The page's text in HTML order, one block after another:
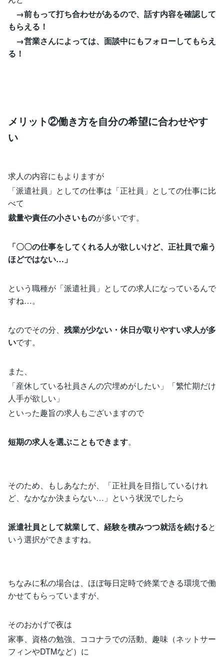
→前もって打ち合わせがあるので、話す内容を確認して
もらえる！
→営業さんによっては、面談中にもフォローしてもらえ
る！
メリット②働き方を自分の希望に合わせやす
い
求人の内容にもよりますが
「派遣社員」としての仕事は「正社員」としての仕事に比
べて
裁量や責任の小さいものが多いです。
「〇〇の仕事をしてくれる人が欲しいけど、正社員で雇う
ほどではない…」
という職種が「派遣社員」としての求人になっているんで
すね…。
なのでその分、 残業が少ない・休日が取りやすい求人が多
いです。
また、
「産休している社員さんの穴埋めがしたい」「繁忙期だけ
人手が欲しい」
といった趣旨の求人もございますので
短期の求人を選ぶこともできます。
そのため、もしあなたが、「正社員を目指しているけれ
ど、なかなか決まらない…」という状況でしたら
派遣社員として就業して、経験を積みつつ就活を続けると
いう選択ができますね。
ちなみに私の場合は、ほぼ毎日定時で終業できる環境で働
かせてもらっていますが、
そのおかげで夜は
家事、資格の勉強、ココナラでの活動、趣味（ネットサー
フィンやDTMなど）に